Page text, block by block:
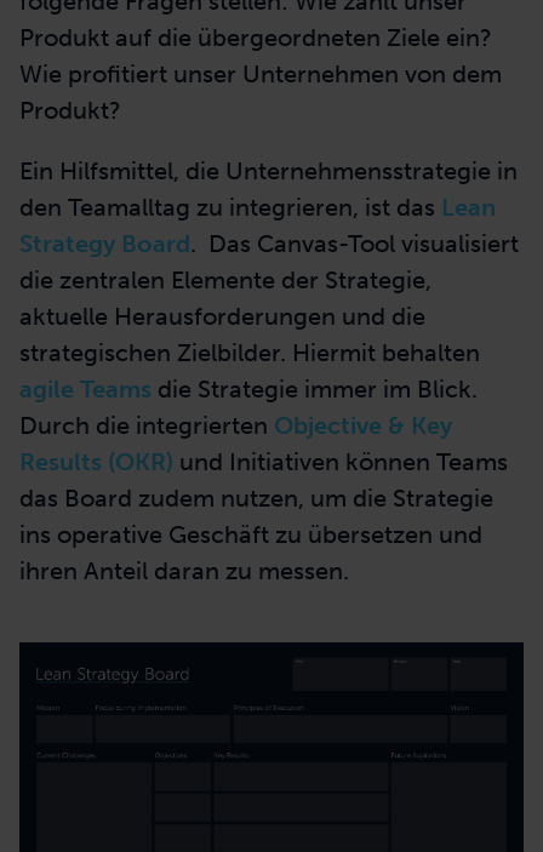
Nutzer*innen, des Unternehmens sowie der
übrigen Stakeholder*innen. Somit hat der
Product Owner
Haltung sollte der PO deswegen auch immer
selbst ein Unternehmer sein und sich
folgende Fragen stellen: Wie zahlt unser
Produkt auf die übergeordneten Ziele ein?
Wie profitiert unser Unternehmen von dem
Produkt?
Ein Hilfsmittel, die Unternehmensstrategie in
den Teamalltag zu integrieren, ist dasLean
Strategy Board. Das Canvas-Tool visualisiert
die zentralen Elemente der Strategie,
aktuelle Herausforderungen und die
agile Teamsdie Strategie immer im Blick.
Durch die integrierten
Objective & Key
Results (OKR)und Initiativen können Teams